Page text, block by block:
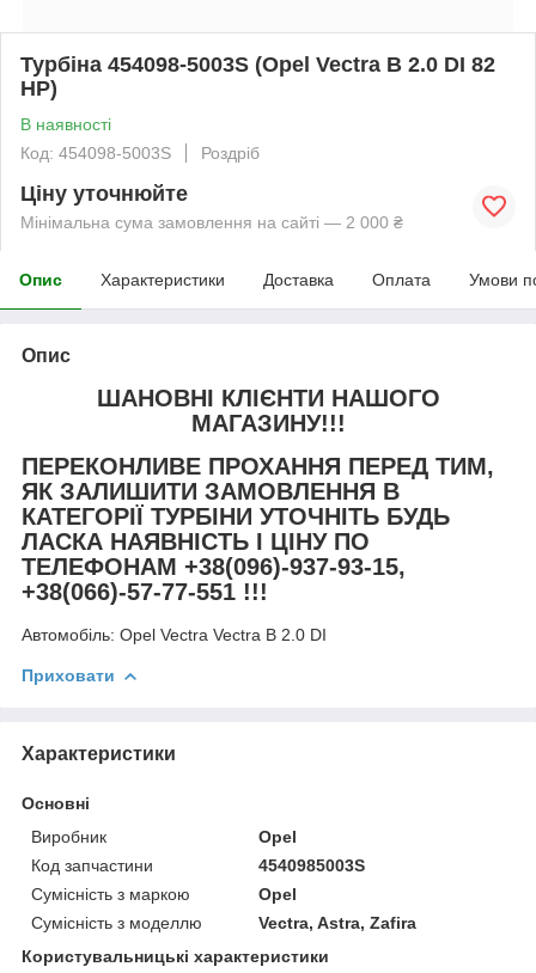
Турбіна 454098-5003S (Opel Vectra B 2.0 DI 82
HP)
В наявності
Код: 454098-5003S
Роздріб
Ціну уточнюйте
Мінімальна сума замовлення на сайті — 2 000 ₴
Опис Характеристики Доставка Оплата Умови
Опис
ШАНОВНІ КЛІЄНТИ НАШОГО
МАГАЗИНУ!!!
ПЕРЕКОНЛИВЕ ПРОХАННЯ ПЕРЕД ТИМ,
ЯК ЗАЛИШИТИ ЗАМОВЛЕННЯ В
КАТЕГОРІЇ ТУРБІНИ УТОЧНІТЬ БУДЬ
ЛАСКА НАЯВНІСТЬ І ЦІНУ ПО
ТЕЛЕФОНАМ +38(096)-937-93-15,
+38(066)-57-77-551 !!!
Автомобіль: Opel Vectra Vectra B 2.0 DI
Приховати
Характеристики
Основні
Виробник
Opel
Код запчастини
4540985003S
Сумісність з маркою
Opel
Сумісність з моделлю
Vectra, Astra, Zafira
Користувальницькі характеристики